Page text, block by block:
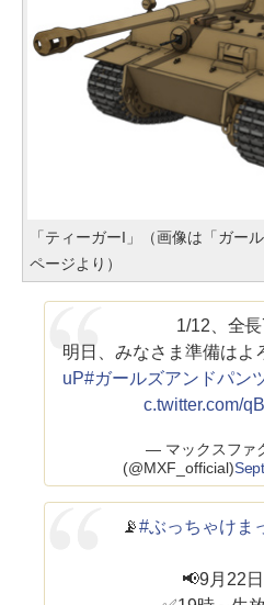
「ティーガーI」（画像は「ガー
ページより）
1/12、全長
明日、みなさま準備は
uP#ガールズアンドパン
c.twitter.com/
— マックスファ
(@MXF_official)
📡#ぶっちゃけま
📢9月22日